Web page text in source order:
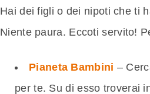
Hai dei figli o dei nipoti che ti
Niente paura. Eccoti servito!
Pianeta Bambini –
per te. Su di esso troverai